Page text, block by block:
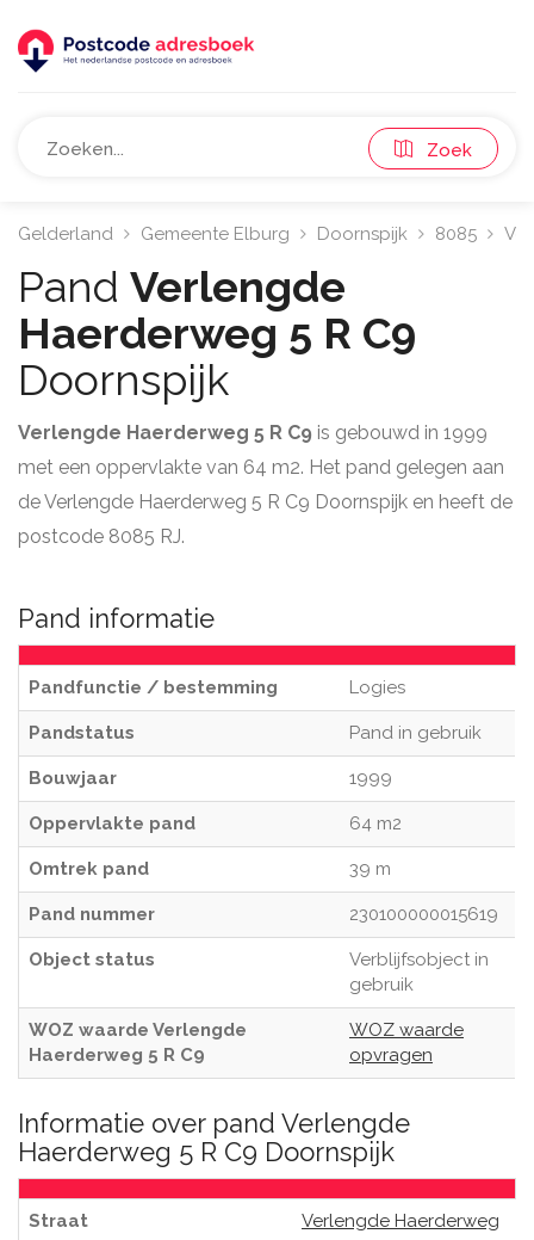
Zoek
Gelderland Gemeente Elburg Doornspijk 8085
Pand Verlengde
Haerderweg 5 R C9
Doornspijk
Verlengde Haerderweg 5 R C9 is gebouwd in 1999
met een oppervlakte van 64 m2. Het pand gelegen aan
de Verlengde Haerderweg 5 R C9 Doornspijk en heeft de
postcode 8085 RJ.
Pand informatie
Pandfunctie / bestemming Logies
Pandstatus Pand in gebruik
Bouwjaar 1999
Oppervlakte pand 64 m2
Omtrek pand 39 m
Pand nummer 230100000015619
Object status
Verblijfsobject in
gebruik
WOZ waarde Verlengde
Haerderweg 5 R C9
WOZ waarde
opvragen
Informatie over pand Verlengde
Haerderweg 5 R C9 Doornspijk
Straat Verlengde Haerderweg